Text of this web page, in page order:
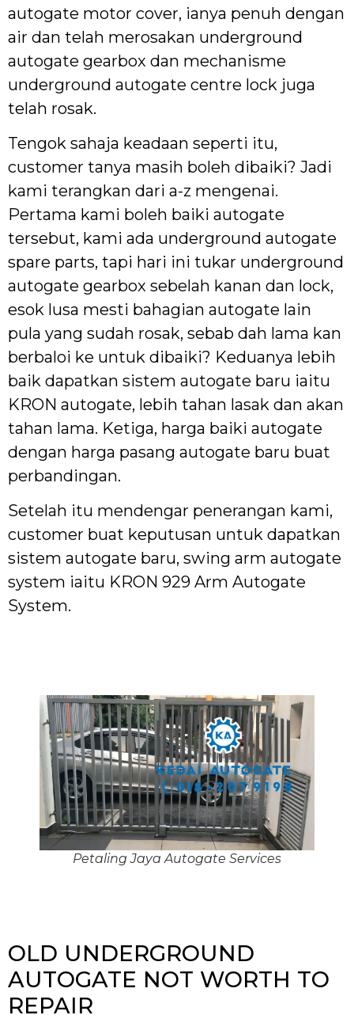
autogate motor cover, ianya penuh dengan
air dan telah merosakan underground
autogate gearbox dan mechanisme
underground autogate centre lock juga
telah rosak.
Tengok sahaja keadaan seperti itu,
customer tanya masih boleh dibaiki? Jadi
kami terangkan dari a-z mengenai.
Pertama kami boleh baiki autogate
tersebut, kami ada underground autogate
spare parts, tapi hari ini tukar underground
autogate gearbox sebelah kanan dan lock,
esok lusa mesti bahagian autogate lain
pula yang sudah rosak, sebab dah lama kan
berbaloi ke untuk dibaiki? Keduanya lebih
baik dapatkan sistem autogate baru iaitu
KRON autogate, lebih tahan lasak dan akan
tahan lama. Ketiga, harga baiki autogate
dengan harga pasang autogate baru buat
perbandingan.
Setelah itu mendengar penerangan kami,
customer buat keputusan untuk dapatkan
sistem autogate baru, swing arm autogate
system iaitu KRON 929 Arm Autogate
System.
Petaling Jaya Autogate Services
OLD UNDERGROUND
AUTOGATE NOT WORTH TO
REPAIR